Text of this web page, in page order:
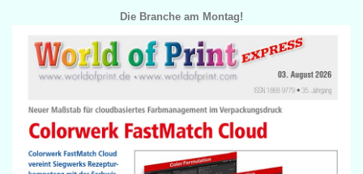
Die Branche am Montag!